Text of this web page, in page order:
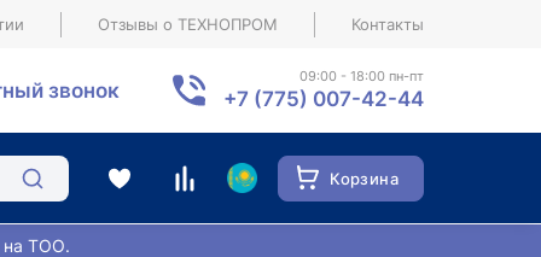
Отзывы о ТЕХНОПРОМ Контакты
звонок
09:00 - 18:00 пн-пт
+7 (775) 007-42-44
Корзина
на ТОО.